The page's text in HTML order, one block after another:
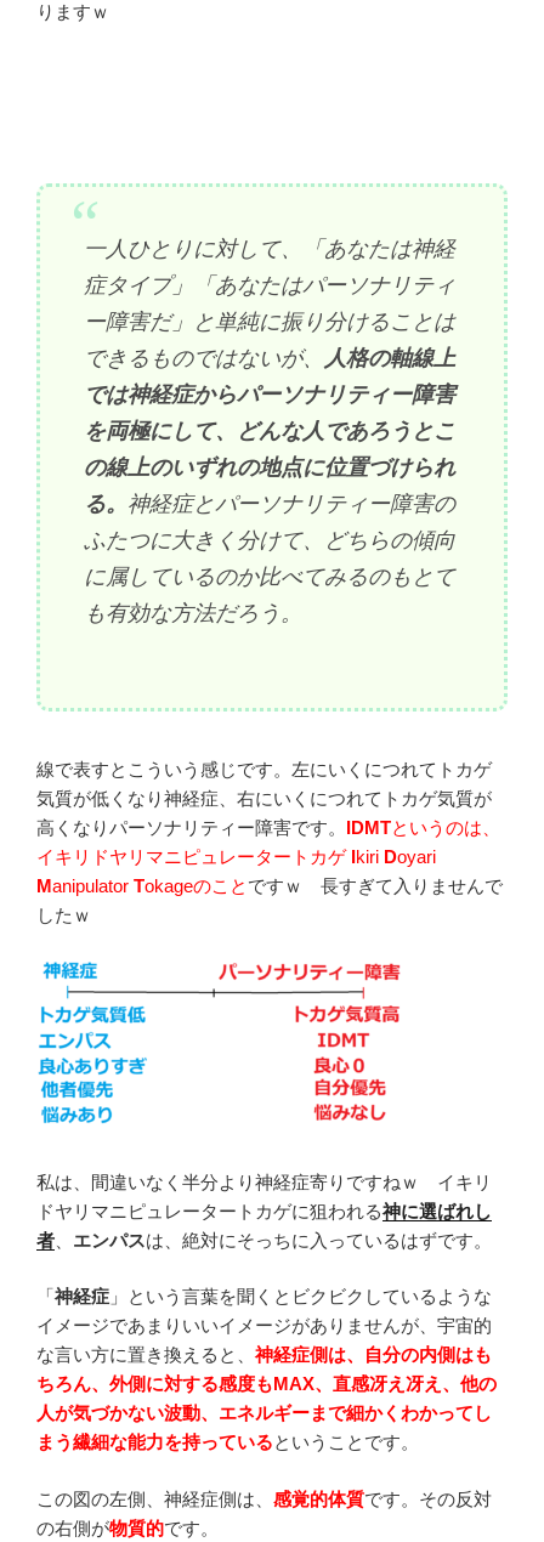
りますｗ
一人ひとりに対して、「あなたは神経
症タイプ」「あなたはパーソナリティ
ー障害だ」と単純に振り分けることは
できるものではないが、 人格の軸線上
では神経症からパーソナリティー障害
を両極にして、どんな人であろうとこ
の線上のいずれの地点に位置づけられ
る。 神経症とパーソナリティー障害の
ふたつに大きく分けて、どちらの傾向
に属しているのか比べてみるのもとて
も有効な方法だろう。
線で表すとこういう感じです。左にいくにつれてトカゲ
気質が低くなり神経症、右にいくにつれてトカゲ気質が
高くなりパーソナリティー障害です。 IDMTというのは、
イキリドヤリマニピュレータートカゲ Ikiri Doyari
Manipulator Tokageのこと ですｗ 長すぎて入りませんで
したｗ
私は、間違いなく半分より神経症寄りですねｗ イキリ
ドヤリマニピュレータートカゲに狙われる神に選ばれし
者
エンパスは、絶対にそっちに入っているはずです。
「神経症 」という言葉を聞くとビクビクしているような
イメージであまりいいイメージがありませんが、宇宙的
な言い方に置き換えると、 神経症側は、自分の内側はも
ちろん、外側に対する感度もMAX、直感冴え冴え、他の
人が気づかない波動、エネルギーまで細かくわかってし
まう繊細な能力を持っているということです。
この図の左側、神経症側は、 感覚的体質です。その反対
の右側が物質的です。